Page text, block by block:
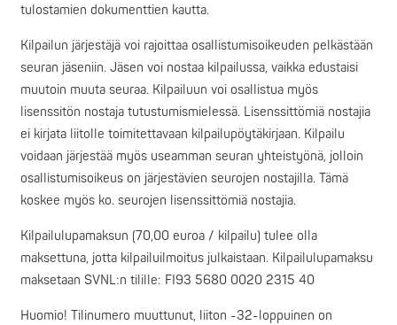
tulostamien dokumenttien kautta.
Kilpailun järjestäjä voi rajoittaa osallistumisoikeuden pelkästään
seuran jäseniin. Jäsen voi nostaa kilpailussa, vaikka edustaisi
muutoin muuta seuraa. Kilpailuun voi osallistua myös
lisenssitön nostaja tutustumismielessä. Lisenssittömiä nostajia
ei kirjata liitolle toimitettavaan kilpailupöytäkirjaan. Kilpailu
voidaan järjestää myös useamman seuran yhteistyönä, jolloin
osallistumisoikeus on järjestävien seurojen nostajilla. Tämä
koskee myös ko. seurojen lisenssittömiä nostajia.
Kilpailulupamaksun (70,00 euroa / kilpailu) tulee olla
maksettuna, jotta kilpailuilmoitus julkaistaan. Kilpailulupamaksu
maksetaan SVNL:n tilille: FI93 5680 0020 2315 40
Huomio! Tilinumero muuttunut, liiton -32-loppuinen on